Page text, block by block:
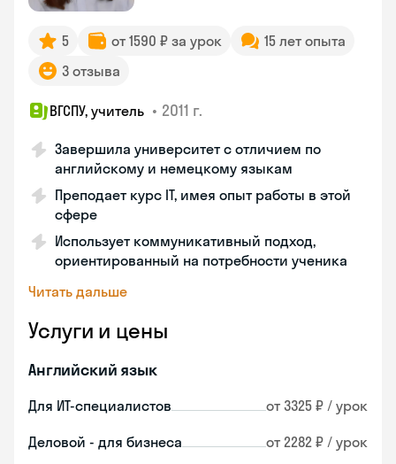
5 от 1590 ₽ за урок
15 лет опыта
3 отзыва
ВГСПУ, учитель • 2011 г.
Завершила университет с отличием по
английскому и немецкому языкам
Преподает курс IT, имея опыт работы в этой
сфере
Использует коммуникативный подход,
ориентированный на потребности ученика
Читать дальше
Услуги и цены
Английский язык
Для ИТ-специалистов от 3325 ₽ / урок
Деловой - для бизнеса от 2282 ₽ / урок